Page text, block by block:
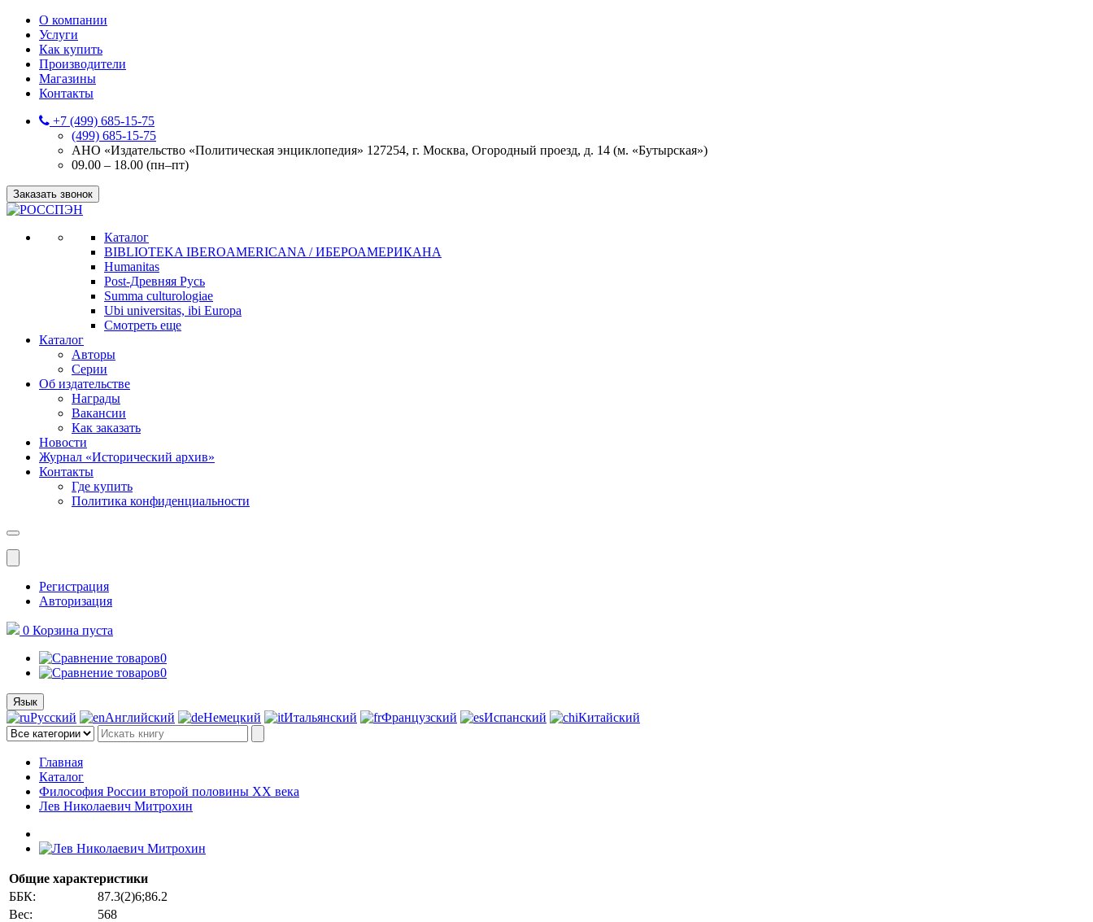
О компании
Услуги
Как купить
Производители
Магазины
Контакты
+7 (499) 685-15-75
(499) 685-15-75
АНО «Издательство «Политическая энциклопедия» 127254, г. Москва, Огородный проезд, д. 14 (м. «Бутырская»)
09.00 – 18.00 (пн–пт)
Заказать звонок
Каталог
BIBLIOTEKA IBEROAMERICANA / ИБЕРОАМЕРИКАНА
Humanitas
Post-Древняя Русь
Summa culturologiae
Ubi universitas, ibi Europa
Смотреть еще
Каталог
Авторы
Серии
Об издательстве
Награды
Вакансии
Как заказать
Новости
Журнал «Исторический архив»‎
Контакты
Где купить
Политика конфиденциальности
Меню
Регистрация
Авторизация
0 Корзина пуста
0
0
Язык
Русский Английский Немецкий Итальянский Французский Испанский Китайский
Главная
Каталог
Философия России второй половины ХХ века
Лев Николаевич Митрохин
Общие характеристики
ББК:
87.3(2)6;86.2
Вес:
568